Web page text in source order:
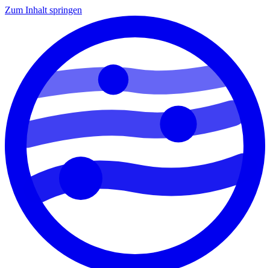
Zum Inhalt springen